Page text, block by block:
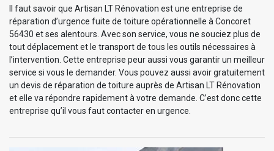
Il faut savoir que Artisan LT Rénovation est une entreprise de
réparation d’urgence fuite de toiture opérationnelle à Concoret
56430 et ses alentours. Avec son service, vous ne souciez plus de
tout déplacement et le transport de tous les outils nécessaires à
l’intervention. Cette entreprise peur aussi vous garantir un meilleur
service si vous le demander. Vous pouvez aussi avoir gratuitement
un devis de réparation de toiture auprès de Artisan LT Rénovation
et elle va répondre rapidement à votre demande. C’est donc cette
entreprise qu’il vous faut contacter en urgence.